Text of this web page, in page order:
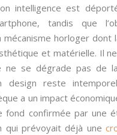
intelligence est
tandis que
horloger dont
et matérielle. Il
ne se dégrade pas de
design reste
a un impact
fond confirmée par une
qui prévoyait déjà une